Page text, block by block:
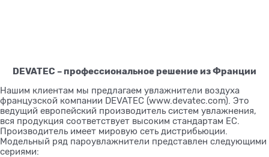
DEVATEC – профессиональное решение из Франции
Нашим клиентам мы предлагаем увлажнители воздуха
французской компании DEVATEC (www.devatec.com). Это
ведущий европейский производитель систем увлажнения,
вся продукция соответствует высоким стандартам ЕС.
Производитель имеет мировую сеть дистрибьюции.
Модельный ряд пароувлажнители представлен следующими
сериями: